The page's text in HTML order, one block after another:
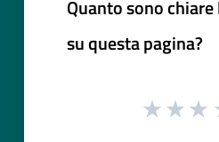
Quanto sono
su questa pagina?